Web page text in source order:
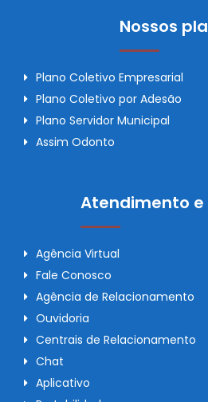
Nossos
Plano Coletivo Empresarial
Plano Coletivo por Adesão
Plano Servidor Municipal
Assim Odonto
Atendimento e
Agência Virtual
Fale Conosco
Agência de Relacionamento
Ouvidoria
Centrais de Relacionamento
Chat
Aplicativo